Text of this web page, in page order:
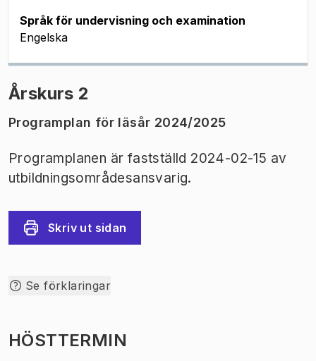
Språk för undervisning och examination
Engelska
Årskurs 2
Programplan för läsår 2024/2025
Programplanen är fastställd 2024-02-15 av
utbildningsområdesansvarig.
Skriv ut sidan
Se förklaringar
HÖSTTERMIN